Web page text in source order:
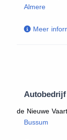
Almere
Meer
de Nieuwe
Bussum